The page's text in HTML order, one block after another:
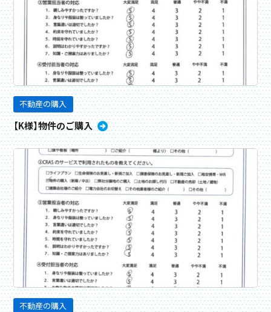
不動産の購入
【K様】物件のご購入
不動産の購入